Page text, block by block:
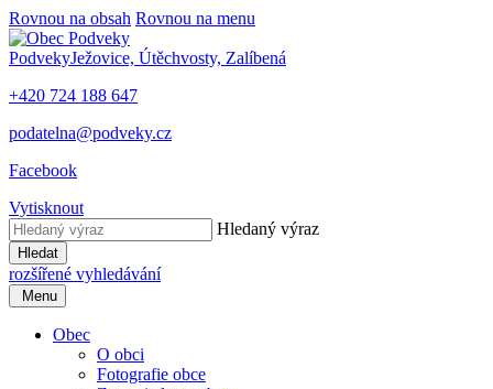
Rovnou na obsah Rovnou na menu
PodvekyJežovice, Útěchvosty, Zalíbená
+420 724 188 647
podatelna@podveky.cz
Facebook
Vytisknout
Hledaný výraz
Hledat
rozšířené vyhledávání
Menu
Obec
O obci
Fotografie obce